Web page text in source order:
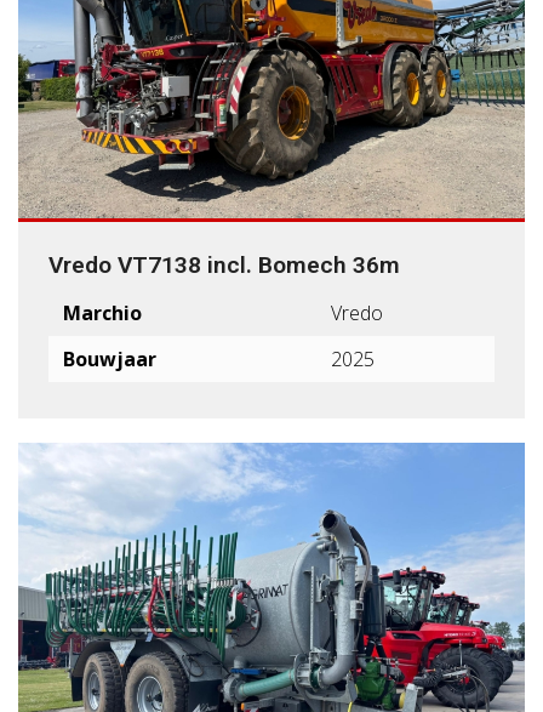
Vredo VT7138 incl. Bomech 36m
Marchio
Vredo
Bouwjaar
2025